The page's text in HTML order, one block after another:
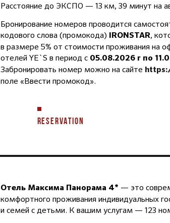
Расстояние до ЭКСПО — 13 км, 39 минут на
Бронирование номеров проводится
кодового слова (промокода)
IRONSTAR,
в размере 5% от стоимости проживания на
отелей YE`S в период с 05.08.2026 г по
Забронировать номер можно на сайте
поле «Ввести промокод».
RESERVATION
Отель Максима Панорама 4* — это
комфортного проживания индивидуальных
и семей с детьми. К вашим услугам — 123